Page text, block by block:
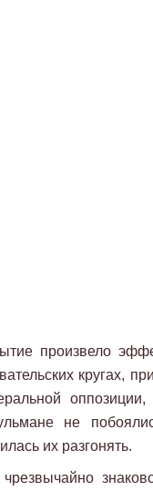
произвело
кругах,
не
их разгонять.